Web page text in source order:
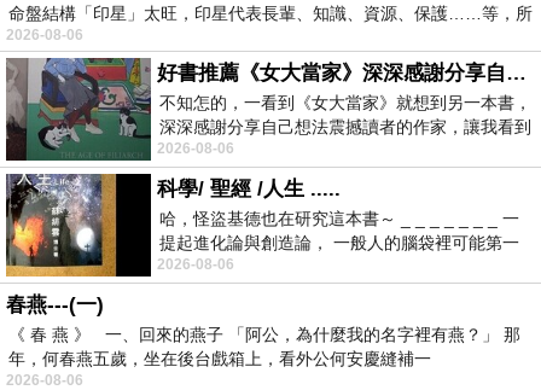
命盤結構「印星」太旺，印星代表長輩、知識、資源、保護……等，所
2026-08-06
好書推薦《女大當家》深深感謝分享自己想法震撼讀者的作家，讓我看到不同樣貌的家庭！
不知怎的，一看到《女大當家》就想到另一本書，
深深感謝分享自己想法震撼讀者的作家，讓我看到
不同樣貌的家庭！ 《女大
2026-08-06
科學/ 聖經 /人生 .....
哈，怪盜基德也在研究這本書～ _ _ _ _ _ _ _ 一
提起進化論與創造論， 一般人的腦袋裡可能第一
時間就有「 進化論很科
2026-08-06
春燕---(一)
《 春 燕 》 一、回來的燕子 「阿公，為什麼我的名字裡有燕？」 那
年，何春燕五歲，坐在後台戲箱上，看外公何安慶縫補一
2026-08-06